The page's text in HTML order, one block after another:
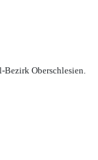
Oberschlesien.